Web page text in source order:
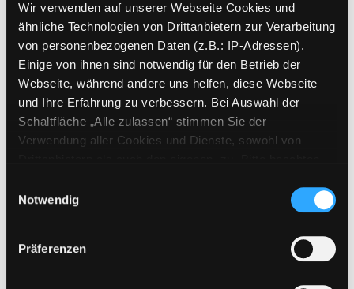
Wir verwenden auf unserer Webseite Cookies und
ähnliche Technologien von Drittanbietern zur Verarbeitung
von personenbezogenen Daten (z.B.: IP-Adressen).
Einige von ihnen sind notwendig für den Betrieb der
Webseite, während andere uns helfen, diese Webseite
und Ihre Erfahrung zu verbessern. Bei Auswahl der
Schaltfläche „Alle zulassen“ stimmen Sie der
Verwendung aller Cookies und Dienste, sowohl von
Cookies von Drittanbietern, eine Verarbeitung in
unsicheren Drittländern (Länder außerhalb des EWR
ohne adäquates Datenschutzniveau) stattfinden kann. In
diesem Zusammenhang können aktuell Risiken für
Notwendig
Präferenzen
Weitere Suchkriterien
Erwerbungen der letzten Tage
Jahr von
Medien anzeigen, die nach dem Jahr veröffentlicht
Jahr bis
Medien anzeigen, die vor dem
E-Medien
Mediengruppe